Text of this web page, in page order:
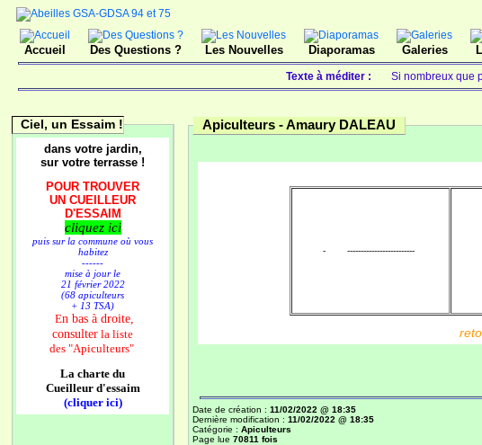
Accueil Des Questions ? Les Nouvelles Diaporamas Galeries
Texte à méditer : Si nombreux que
Ciel, un Essaim !
dans votre jardin,
sur votre terrasse !
POUR TROUVER
UN CUEILLEUR
D'ESSAIM
cliquez ici
puis sur la commune où vous
habitez
------
mise à jour le
21 février 2022
(68 apiculteurs
+ 13 TSA)
En bas à droite,
consulter la liste
des "Apiculteurs"
La charte du
Cueilleur d'essaim
(cliquer ici)
Apiculteurs -Amaury DALEAU
- -------------------------
Date de création : 11/02/2022 @ 18:35
Dernière modification : 11/02/2022 @ 18:35
Catégorie : Apiculteurs
Page lue 70811 fois